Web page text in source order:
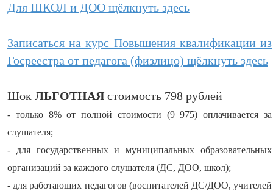
Для ШКОЛ и ДОО щёлкнуть здесь
Записаться на курс Повышения квалификации из
Госреестра от педагога (физлицо) щёлкнуть здесь
Шок ЛЬГОТНАЯ стоимость 798 рублей
- только 8% от полной стоимости (9 975) оплачивается за
слушателя;
- для государственных и муниципальных образовательных
организаций за каждого слушателя (ДС, ДОО, школ);
- для работающих педагогов (воспитателей ДС/ДОО, учителей